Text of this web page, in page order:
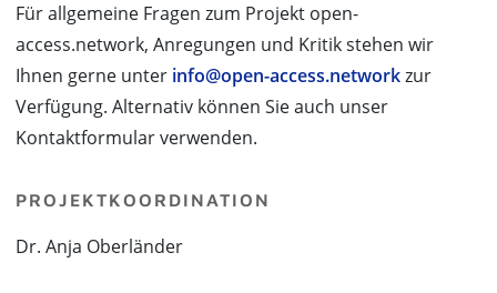
Für allgemeine Fragen zum Projekt open-
access.network, Anregungen und Kritik stehen wir
Ihnen gerne unter info@open-access.networkzur
Verfügung. Alternativ können Sie auch unser
Kontaktformular verwenden.
PROJEKTKOORDINATION
Dr. Anja Oberländer